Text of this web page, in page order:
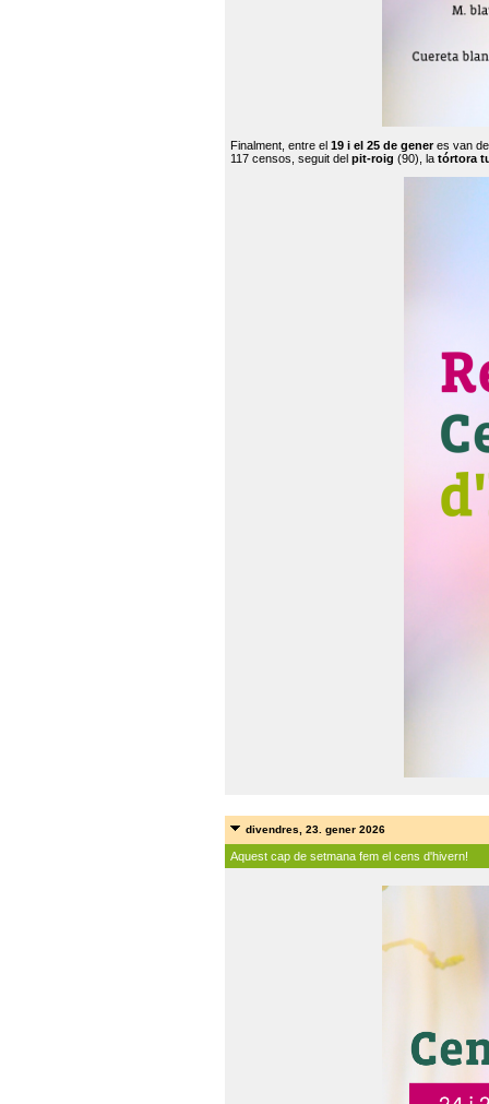
Finalment, entre el 19 i el 25 de generes van
117 censos, seguit del pit-roig (90), la tórtora
divendres, 23. gener 2026
Aquest cap de setmana fem el cens d'hivern!